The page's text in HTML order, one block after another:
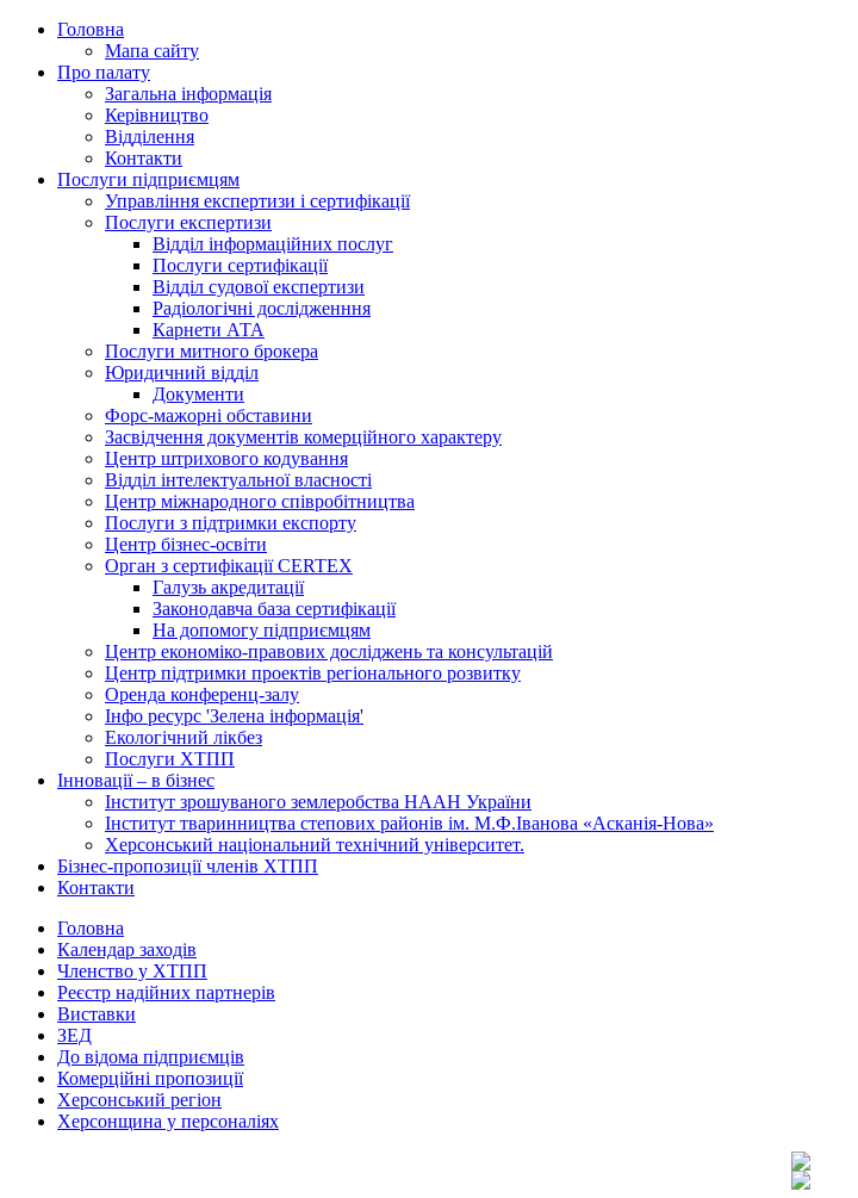
Головна
Мапа сайту
Про палату
Загальна інформація
Керівництво
Відділення
Контакти
Послуги підприємцям
Управління експертизи і сертифікації
Послуги експертизи
Відділ інформаційних послуг
Послуги сертифікації
Відділ судової експертизи
Радіологічні дослідженння
Карнети АТА
Послуги митного брокера
Юридичний відділ
Документи
Форс-мажорні обставини
Засвідчення документів комерційного характеру
Центр штрихового кодування
Відділ інтелектуальної власності
Центр міжнародного співробітництва
Послуги з підтримки експорту
Центр бізнес-освіти
Орган з сертифікації CERTEX
Галузь акредитації
Законодавча база сертифікації
На допомогу підприємцям
Центр економіко-правових досліджень та консультацій
Центр підтримки проектів регіонального розвитку
Оренда конференц-залу
Інфо ресурс 'Зелена інформація'
Екологічний лікбез
Послуги ХТПП
Інновації – в бізнес
Інститут зрошуваного землеробства НААН України
Інститут тваринництва степових районів ім. М.Ф.Іванова «Асканія-Нова»
Херсонський національний технічний університет.
Бізнес-пропозиції членів ХТПП
Контакти
Головна
Календар заходів
Членство у ХТПП
Реєстр надійних партнерів
Виставки
ЗЕД
До відома підприємців
Комерційні пропозиції
Херсонський регіон
Херсонщина у персоналіях